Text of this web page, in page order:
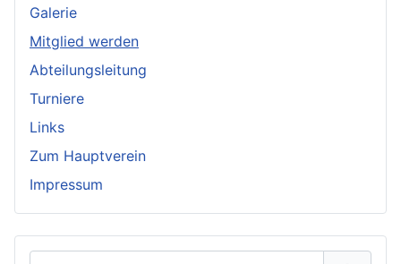
Galerie
Mitglied werden
Abteilungsleitung
Turniere
Links
Zum Hauptverein
Impressum